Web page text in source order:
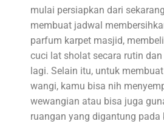
mulai persiapkan dari
membuat jadwal
parfum karpet masjid,
cuci lat sholat secara rutin
lagi. Selain itu, untuk
wangi, kamu bisa nih
wewangian atau bisa juga
ruangan yang digantung pada